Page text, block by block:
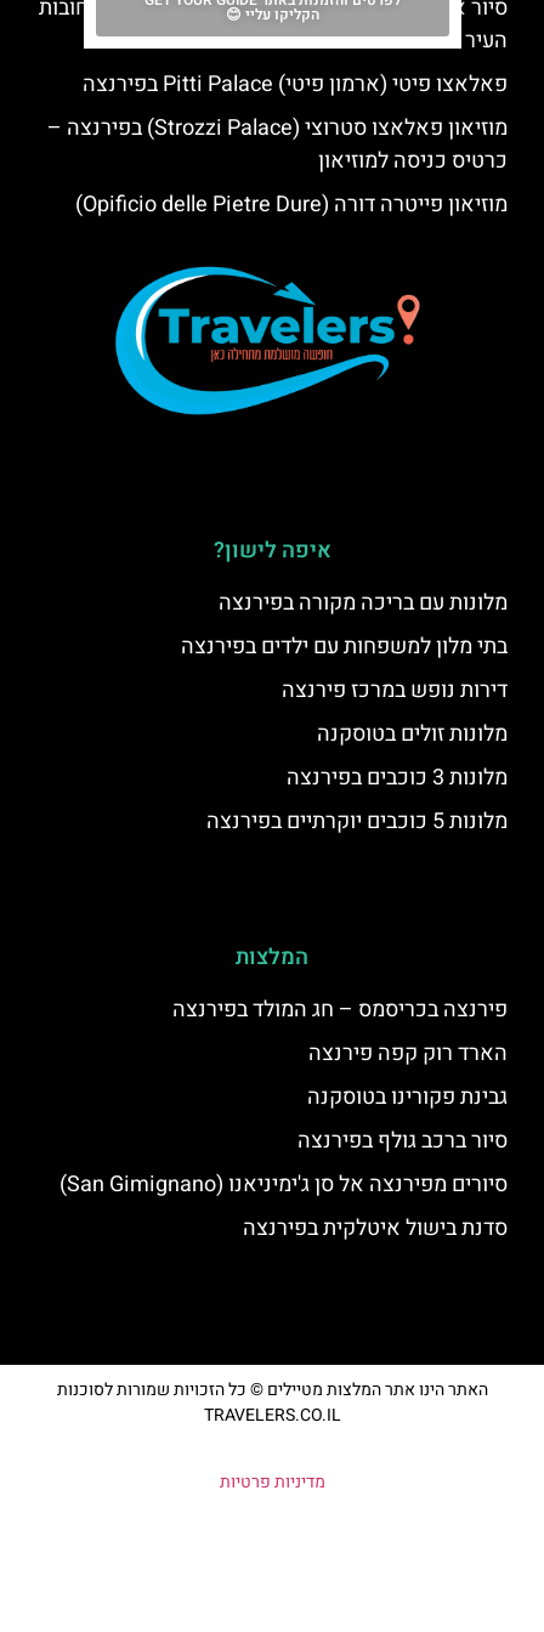
סיור אופניים חשמליים בפירנצה – סיור מודרך ברחובות
העיר
פאלאצו פיטי (ארמון פיטי) Pitti Palace בפירנצה
מוזיאון פאלאצו סטרוצי (Strozzi Palace) בפירנצה –
כרטיס כניסה למוזיאון
מוזיאון פייטרה דורה (Opificio delle Pietre Dure)
איפה לישון?
מלונות עם בריכה מקורה בפירנצה
בתי מלון למשפחות עם ילדים בפירנצה
דירות נופש במרכז פירנצה
מלונות זולים בטוסקנה
מלונות 3 כוכבים בפירנצה
מלונות 5 כוכבים יוקרתיים בפירנצה
המלצות
פירנצה בכריסמס – חג המולד בפירנצה
הארד רוק קפה פירנצה
גבינת פקורינו בטוסקנה
סיור ברכב גולף בפירנצה
סיורים מפירנצה אל סן ג'ימיניאנו (San Gimignano)
סדנת בישול איטלקית בפירנצה
האתר הינו אתר המלצות מטיילים © כל הזכויות שמורות לסוכנות
TRAVELERS.CO.IL
מדיניות פרטיות
הקליקו עליי 😊